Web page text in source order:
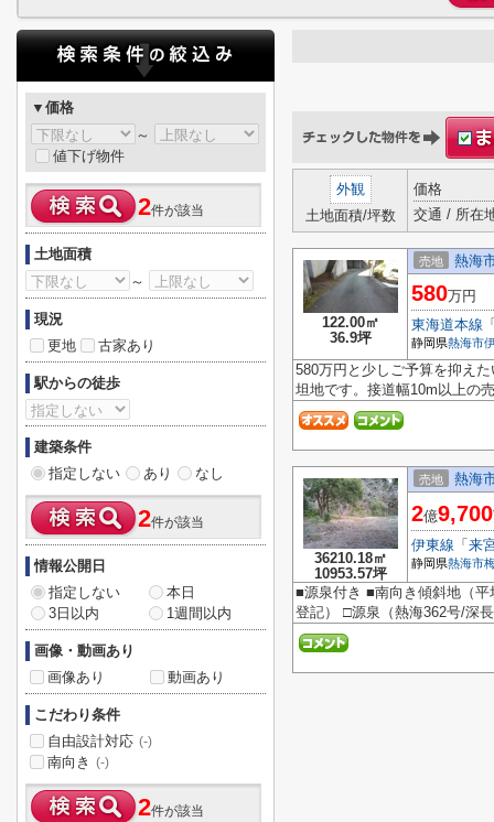
外観
土地面積/坪数
価格
交通 / 所在
122.00㎡
36.9坪
売地 熱海
580万円
東海道本線
静岡県熱海市
580万円と少しご予算を抑え
坦地です。接道幅10m以上の
36210.18㎡
10953.57坪
売地 熱海
2億9,700
伊東線 「 来
静岡県熱海市
■源泉付き ■南向き傾斜地（
登記） □源泉（熱海362号/深
▼価格
～
値下げ物件
2件が該当
土地面積
～
現況
更地
古家あり
駅からの徒歩
建築条件
指定しない
あり なし
2件が該当
情報公開日
指定しない
本日
3日以内
1週間以内
画像・動画あり
画像あり
動画あり
こだわり条件
自由設計対応 (-)
南向き (-)
2件が該当